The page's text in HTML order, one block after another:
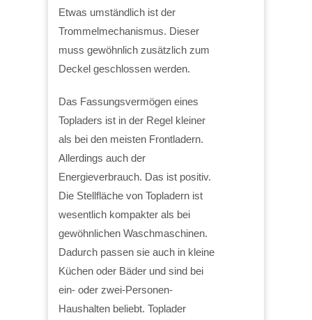
Etwas umständlich ist der
Trommelmechanismus. Dieser
muss gewöhnlich zusätzlich zum
Deckel geschlossen werden.
Das Fassungsvermögen eines
Topladers ist in der Regel kleiner
als bei den meisten Frontladern.
Allerdings auch der
Energieverbrauch. Das ist positiv.
Die Stellfläche von Topladern ist
wesentlich kompakter als bei
gewöhnlichen Waschmaschinen.
Dadurch passen sie auch in kleine
Küchen oder Bäder und sind bei
ein- oder zwei-Personen-
Haushalten beliebt. Toplader